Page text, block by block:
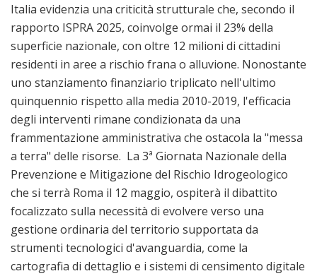
Italia evidenzia una criticità strutturale che, secondo il
rapporto ISPRA 2025, coinvolge ormai il 23% della
superficie nazionale, con oltre 12 milioni di cittadini
residenti in aree a rischio frana o alluvione. Nonostante
uno stanziamento finanziario triplicato nell'ultimo
quinquennio rispetto alla media 2010-2019, l'efficacia
degli interventi rimane condizionata da una
frammentazione amministrativa che ostacola la "messa
a terra" delle risorse. La 3ª Giornata Nazionale della
Prevenzione e Mitigazione del Rischio Idrogeologico
che si terrà Roma il 12 maggio, ospiterà il dibattito
focalizzato sulla necessità di evolvere verso una
gestione ordinaria del territorio supportata da
strumenti tecnologici d'avanguardia, come la
cartografia di dettaglio e i sistemi di censimento digitale